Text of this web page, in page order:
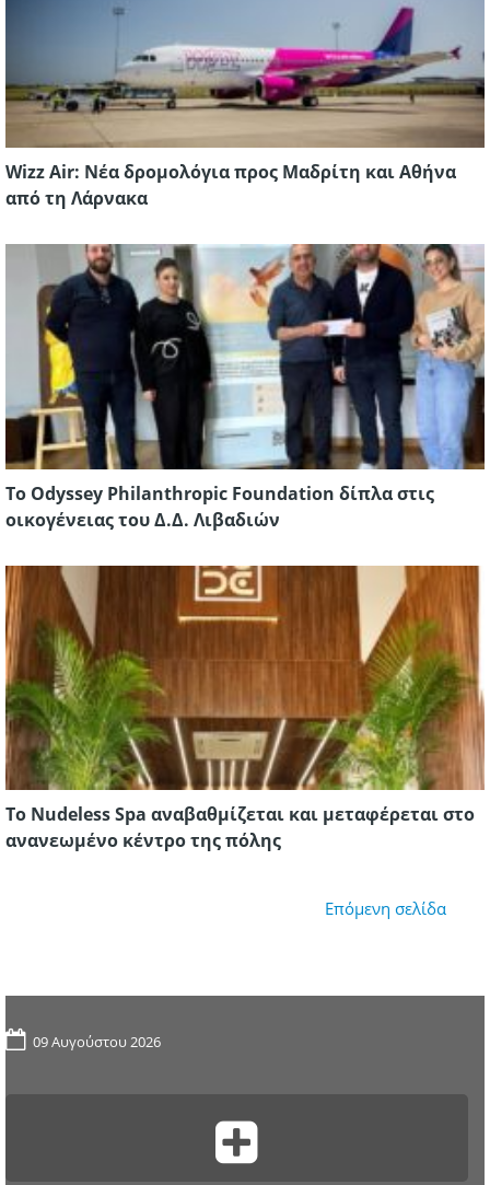
Wizz Air: Νέα δρομολόγια προς Μαδρίτη και Αθήνα
από τη Λάρνακα
Το Odyssey Philanthropic Foundation δίπλα στις
οικογένειας του Δ.Δ. Λιβαδιών
Το Nudeless Spa αναβαθμίζεται και μεταφέρεται στο
ανανεωμένο κέντρο της πόλης
Επόμενη σελίδα
09 Αυγούστου 2026